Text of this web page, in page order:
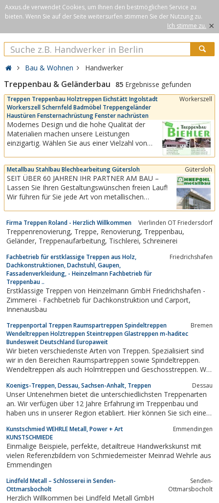
Axxus.de verwendet Cookies, um Ihnen den bestmöglichen Service zu
bieten. Wenn Sie auf der Seite weitersurfen stimmen Sie der Nutzung zu.
Ich stimme zu. ×
Bau & Wohnen Handwerker
Treppenbau & Geländerbau 85 Ergebnisse gefunden
Treppen Treppenbau Holztreppen Eichstätt Ingolstadt
Workerszell Schernfeld Badmöbel Treppengeländer
Haustüren Fensternachrüstung Fenster nachrüsten
Workerszell
Modernes Design und die hohe Qualität der
Materialien machen unsere Leistungen
einzigartig. Wählen Sie aus einer Vielzahl von
Wünsche.BIEHLER – Der Maßstab für Qualität
und Design!Sie suchen das Besondere? Unsere
Leistungsvielfalt...
Metallbau Stahlbau Blechbearbeitung Gütersloh Gütersloh
SEIT ÜBER 60 JAHREN IHR PARTNER AM BAU –
Lassen Sie Ihren Gestaltungswünschen freien Lauf!
Wir führen für Sie jede Art von metallischen
konstruierten Spezialanfertigung.Anregungen und
vielfältige, interessante Informationen...
Firma Treppen Roland - Herzlich Willkommen Vierlinden OT Friedersdorf
Treppenrenovierung, Treppe, Renovierung, Treppenbau,
Geländer, Treppenaufarbeitung, Tischlerei, Schreinerei
Fachbetrieb für erstklassige Treppen aus Holz,
Dachkonstruktionen, Dachstuhl, Gaupen,
Fassadenverkleidung, - Heinzelmann Fachbetrieb für
Treppenbau ..
Friedrichshafen
Erstklassige Treppen von Heinzelmann GmbH Friedrichshafen -
Zimmerei - Fachbetrieb für Dachkonstruktion und Carport,
Innenausbau
Treppenportal Treppen Raumspartreppen Spindeltreppen
Wendeltreppen Holztreppen Steintreppen Glastreppen m-haditec
Bundesweit Deutschland Europaweit
Bremen
Wir bieten verschiedenste Arten von Treppen. Spezialisiert sind
wir in den Bereichen Raumspartreppen sowie Spindeltreppen.
Wendeltreppen als auch Holmtreppen und Geschosstreppen. Wir
Europaweit an.
Koenigs-Treppen, Dessau, Sachsen-Anhalt, Treppen Dessau
Unser Untenehmen bietet die unterschiedlichsten Treppenarten
an. Wir verfügen über 12 Jahre Erfahrung im Treppenbau und
haben uns in unserer Region etabliert. Hier können Sie sich einen
Kunstschmied WEHRLE Metall, Power + Art
KUNSTSCHMIEDE
Emmendingen
Einmalige Beispiele, perfekte, detailtreue Handwerkskunst mit
vielen Referenzbildern von Schmiedemeister Meinrad Wehrle aus
Emmendingen
Lindfeld Metall – Schlosserei in Senden-
Ottmarsbocholt
Senden-
Ottmarsbocholt
Herzlich Willkommen bei Lindfeld Metall GmbH